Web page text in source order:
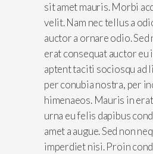
sit amet mauris. Morbi
velit. Nam nec tellus a
auctor a ornare odio.
erat consequat auctor eu
aptent taciti sociosqu ad
per conubia nostra, per
himenaeos. Mauris in
urna eu felis dapibus
amet a augue. Sed non
imperdiet nisi. Proin